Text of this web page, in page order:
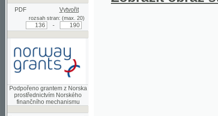
rozsah stran: (max. 20)
Podpořeno grantem z Norska
prostřednictvím Norského
hledat na aktuální
stránce